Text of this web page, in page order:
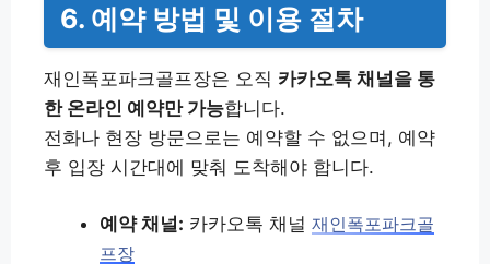
6. 예약 방법 및 이용 절차
재인폭포파크골프장은 오직 카카오톡 채널을 통
한 온라인 예약만 가능합니다.
전화나 현장 방문으로는 예약할 수 없으며, 예약
후 입장 시간대에 맞춰 도착해야 합니다.
예약 채널: 카카오톡 채널 재인폭포파크골
프장